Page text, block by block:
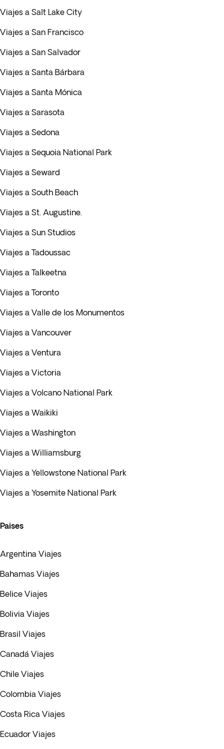
Viajes a Salt Lake City
Viajes a San Francisco
Viajes a San Salvador
Viajes a Santa Bárbara
Viajes a Santa Mónica
Viajes a Sarasota
Viajes a Sedona
Viajes a Sequoia National Park
Viajes a Seward
Viajes a South Beach
Viajes a St. Augustine.
Viajes a Sun Studios
Viajes a Tadoussac
Viajes a Talkeetna
Viajes a Toronto
Viajes a Valle de los Monumentos
Viajes a Vancouver
Viajes a Ventura
Viajes a Victoria
Viajes a Volcano National Park
Viajes a Waikiki
Viajes a Washington
Viajes a Williamsburg
Viajes a Yellowstone National Park
Viajes a Yosemite National Park
Paises
Argentina Viajes
Bahamas Viajes
Belice Viajes
Bolivia Viajes
Brasil Viajes
Canadá Viajes
Chile Viajes
Colombia Viajes
Costa Rica Viajes
Ecuador Viajes